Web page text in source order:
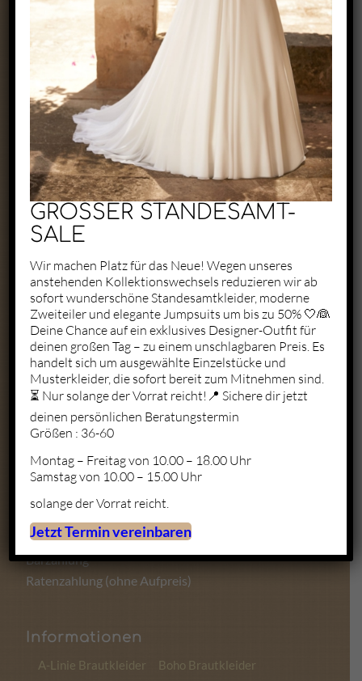
Exclusive by Perry
Zaunäckerstraße 22/2
71083 Herrenberg
+49 1523 6721684
kontakt@perry-exclusive.de
Unsere Öffungszeiten
ganz individuell nach vorherigerTerminabsprache
Mo. – Fr.: 10:00 – 19:00
Sa.: 10:00 – 18:00
So.: Geschlossen
Zahlungsmöglichkeiten
Sofortüberweisung
Barzahlung
Ratenzahlung (ohne Aufpreis)
Informationen
A-Linie Brautkleider
Boho Brautkleider
GROSSER STANDESAMT-
SALE
Wir machen Platz für das Neue! Wegen unseres
anstehenden Kollektionswechsels reduzieren wir ab
sofort wunderschöne Standesamtkleider, moderne
Zweiteiler und elegante Jumpsuits um bis zu 50% 🤍👰
Deine Chance auf ein exklusives Designer-Outfit für
deinen großen Tag – zu einem unschlagbaren Preis. Es
handelt sich um ausgewählte Einzelstücke und
Musterkleider, die sofort bereit zum Mitnehmen sind.
⏳ Nur solange der Vorrat reicht!📍 Sichere dir jetzt
deinen persönlichen Beratungstermin
Größen : 36-60
Montag – Freitag von 10.00 – 18.00 Uhr
Samstag von 10.00 – 15.00 Uhr
solange der Vorrat reicht.
Jetzt Termin vereinbaren